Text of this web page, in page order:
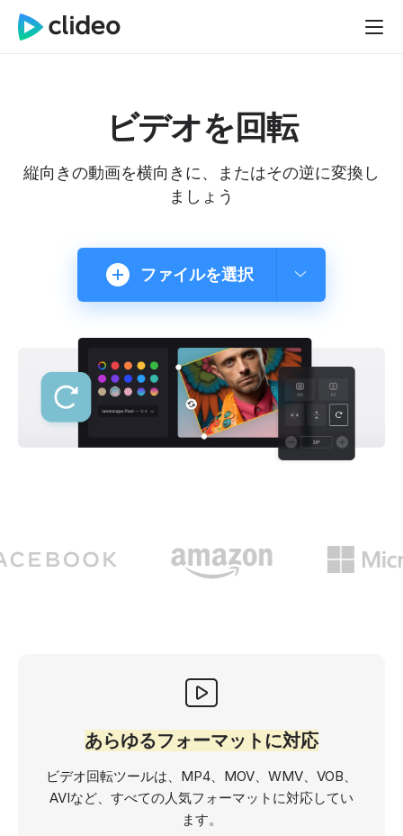
ビデオを回転
縦向きの動画を横向きに、またはその逆に変換し
ましょう
ファイルを選択
あらゆるフォーマットに対応
ビデオ回転ツールは、MP4、MOV、WMV、VOB、
AVIなど、すべての人気フォーマットに対応してい
ます。